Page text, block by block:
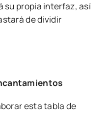
su propia interfaz, así
de dividir
esta tabla de